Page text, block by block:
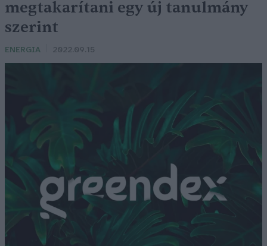
megtakarítani egy új tanulmány
szerint
ENERGIA 2022.09.15